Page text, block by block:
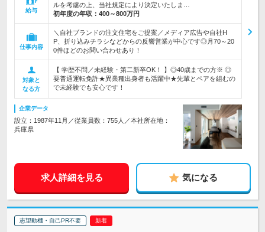
給与
ルを考慮の上、当社規定により決定いたしま…
初年度の年収： 400～800万円
仕事内容
＼自社ブランドの注文住宅をご提案／メディア広告や自社H
P、折り込みチラシなどからの反響営業が中心です◎月70～20
0件ほどのお問い合わせあり！
対象と
なる方
【 学歴不問／未経験・第二新卒OK！ 】◎40歳までの方※ ◎
要普通運転免許★異業種出身者も活躍中★先輩とペアを組むの
で未経験でも安心です！
企業データ
設立：1987年11月／従業員数：755人／本社所在地：
兵庫県
求人詳細を見る 気になる
志望動機・自己PR不要